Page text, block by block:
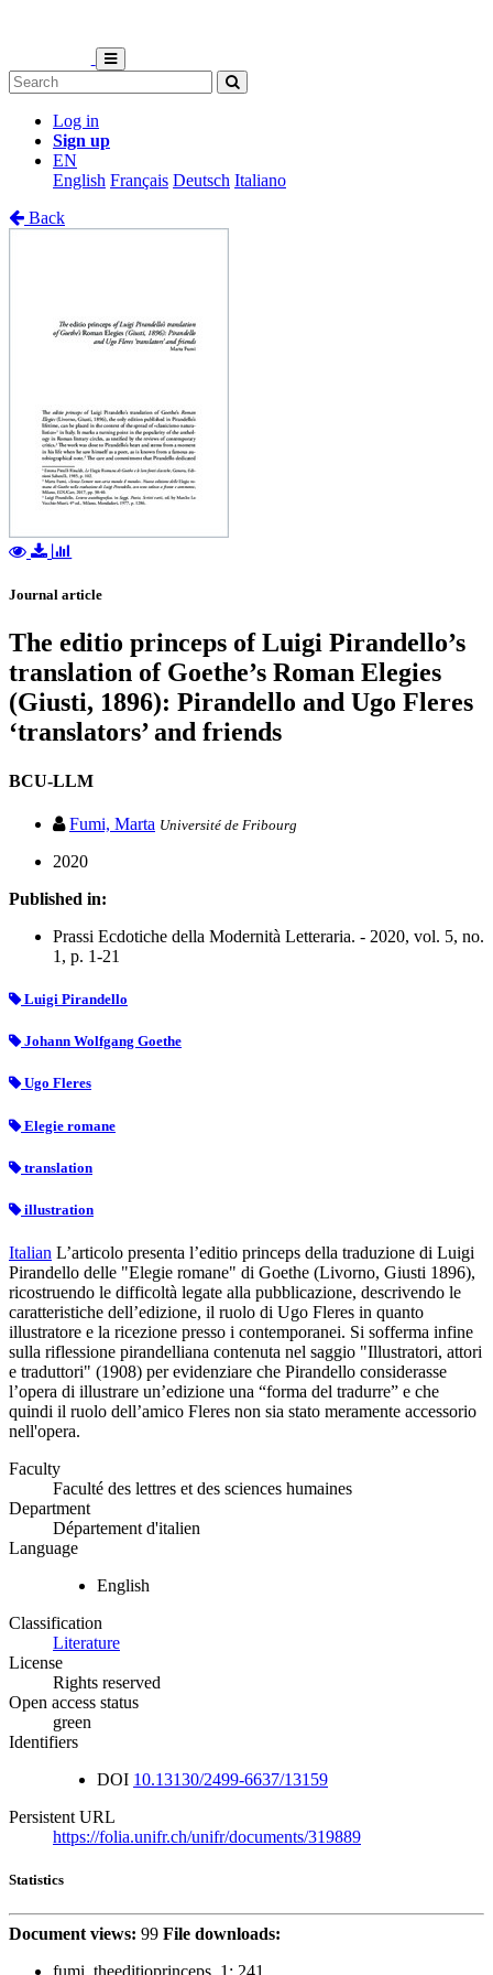
Log in
Sign up
EN
English Français Deutsch Italiano
Back
Journal article
The editio princeps of Luigi Pirandello’s
translation of Goethe’s Roman Elegies
(Giusti, 1896): Pirandello and Ugo Fleres
‘translators’ and friends
BCU-LLM
Fumi, Marta Université de Fribourg
2020
Published in:
Prassi Ecdotiche della Modernità Letteraria. - 2020, vol. 5, no.
1, p. 1-21
Luigi Pirandello
Johann Wolfgang Goethe
Ugo Fleres
Elegie romane
translation
illustration
Italian L’articolo presenta l’editio princeps della traduzione di Luigi
Pirandello delle "Elegie romane" di Goethe (Livorno, Giusti 1896),
ricostruendo le difficoltà legate alla pubblicazione, descrivendo le
caratteristiche dell’edizione, il ruolo di Ugo Fleres in quanto
illustratore e la ricezione presso i contemporanei. Si sofferma infine
sulla riflessione pirandelliana contenuta nel saggio "Illustratori, attori
e traduttori" (1908) per evidenziare che Pirandello considerasse
l’opera di illustrare un’edizione una “forma del tradurre” e che
quindi il ruolo dell’amico Fleres non sia stato meramente accessorio
nell'opera.
Faculty
Faculté des lettres et des sciences humaines
Department
Département d'italien
Language
English
Classification
Literature
License
Rights reserved
Open access status
green
Identifiers
DOI 10.13130/2499-6637/13159
Persistent URL
https://folia.unifr.ch/unifr/documents/319889
Statistics
Document views: 99 File downloads: